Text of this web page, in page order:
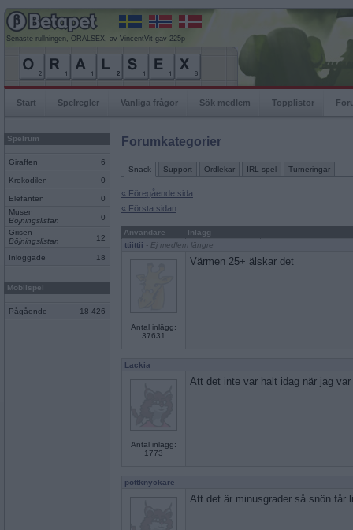
Senaste rullningen, ORALSEX, av VincentVit gav 225p
Start Spelregler Vanliga frågor Sök medlem Topplistor
Spelrum
Giraffen 6
Krokodilen 0
Elefanten
0
Musen
Böjningslistan
0
Grisen
Böjningslistan
12
Inloggade 18
Mobilspel
Pågående 18 426
Forumkategorier
Snack Support Ordlekar IRL-spel Turneringar
« Föregående sida
« Första sidan
Användare
Inlägg
ttiittii - Ej medlem längre
Antal inlägg:
37631
Värmen 25+ älskar det
Lackia
Antal inlägg:
1773
Att det inte var halt idag när jag var
pottknyckare
Att det är minusgrader så snön får